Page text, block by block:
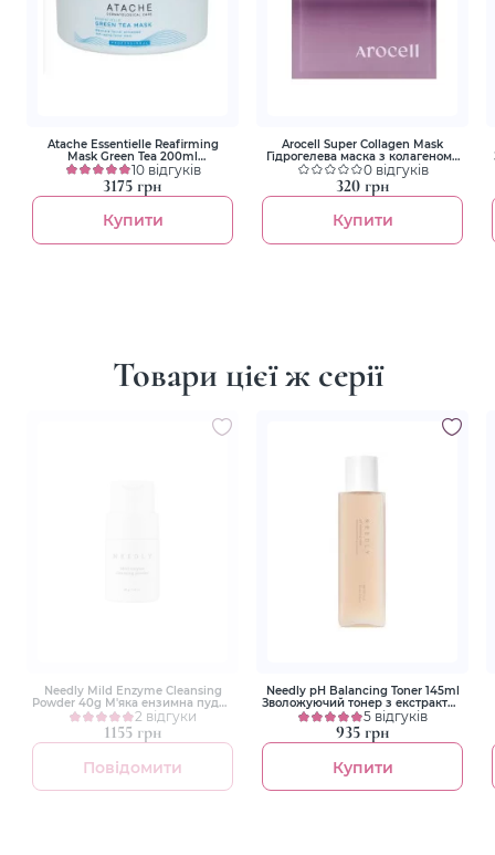
Atache Essentielle Reafirming
Mask Green Tea 200ml
Oмолоджуюча маска з
екстрактом зеленого чаю
10 відгуків
3175 грн
Купити
Arocell Super Collagen Mask
Гідрогелева маска з колагеном і
пептидами для ліфтингу та
зволоження
0 відгуків
320 грн
Купити
Товари цієї ж серії
Needly Mild Enzyme Cleansing
Powder 40g М'яка ензимна пудра
для вмивання
2 відгуки
1155 грн
Повідомити
Needly pH Balancing Toner 145ml
Зволожуючий тонер з екстрактом
гриба Альбатрелус
5 відгуків
935 грн
Купити